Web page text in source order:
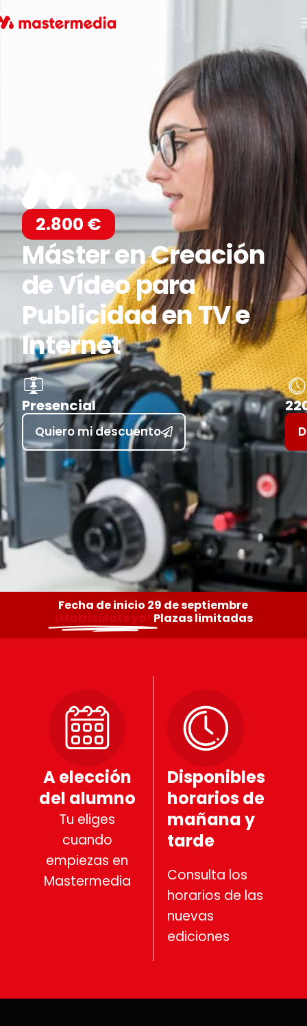
2.800 €
Máster en Creación
de Vídeo para
Publicidad en TV e
Internet
Presencial
Quiero mi descuento
Fecha de inicio 29 de septiembre
¡Matricúlate ya! Plazas limitadas
A elección
del alumno
Tu eliges
cuando
empiezas en
Mastermedia
Disponibles
horarios de
mañana y
tarde
Consulta los
horarios de las
nuevas
ediciones